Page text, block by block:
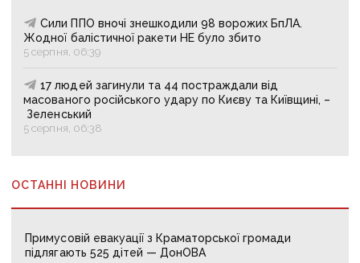
Сили ППО вночі знешкодили 98 ворожих БпЛА.
Жодної балістичної ракети НЕ було збито
5 серпня, 06:39
17 людей загинули та 44 постраждали від
масованого російського удару по Києву та Київщині, –
Зеленський
5 серпня, 06:38
ОСТАННІ НОВИНИ
Примусовій евакуації з Краматорської громади
підлягають 525 дітей — ДонОВА